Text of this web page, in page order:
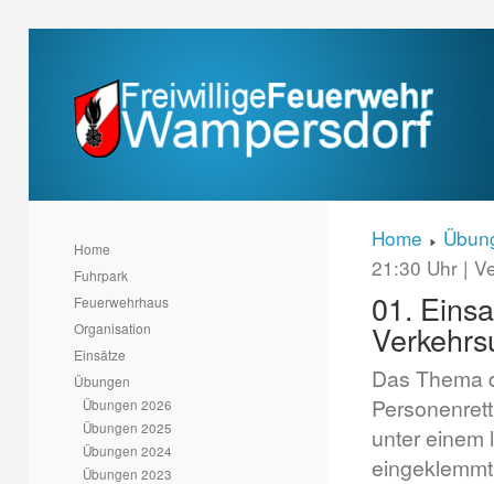
Home
Fuhrpark
Feuerwehrhaus
Organisation
Einsätze
Übungen
Übungen 2026
Übungen 2025
Übungen 2024
Übungen 2023
Home
21:30 Uhr |
01.
Das Thema
unter einem